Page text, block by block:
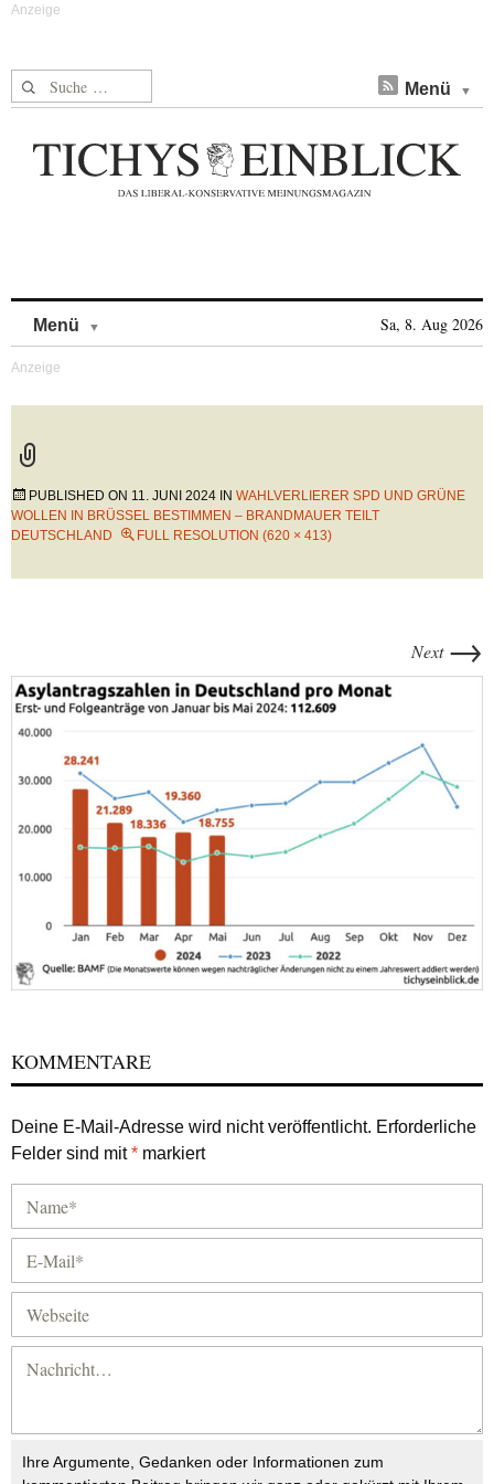
Suche nach: Menü
Menü Sa, 8. Aug 2026
PUBLISHED ON 11. JUNI 2024 IN WAHLVERLIERER SPD UND GRÜNE
WOLLEN IN BRÜSSEL BESTIMMEN – BRANDMAUER TEILT
DEUTSCHLAND
FULL RESOLUTION (620 × 413)
Next →
KOMMENTARE
Deine E-Mail-Adresse wird nicht veröffentlicht. Erforderliche
Felder sind mit* markiert
Ihre Argumente, Gedanken oder Informationen zum